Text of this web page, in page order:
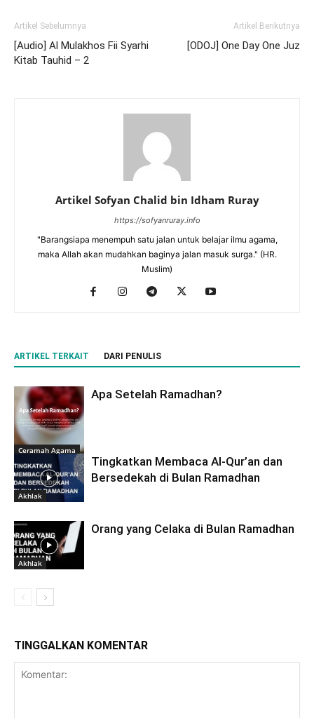
Artikel Sebelumnya
[Audio] Al Mulakhos Fii Syarhi
Kitab Tauhid – 2
Artikel Berikutnya
[ODOJ] One Day One Juz
Artikel Sofyan Chalid bin Idham Ruray
https://sofyanruray.info
"Barangsiapa menempuh satu jalan untuk belajar ilmu agama,
maka Allah akan mudahkan baginya jalan masuk surga." (HR.
Muslim)
ARTIKEL TERKAIT DARI PENULIS
Ceramah Agama
Apa Setelah Ramadhan?
Akhlak
Tingkatkan Membaca Al-Qur’an dan
Bersedekah di Bulan Ramadhan
Akhlak
Orang yang Celaka di Bulan Ramadhan
TINGGALKAN KOMENTAR